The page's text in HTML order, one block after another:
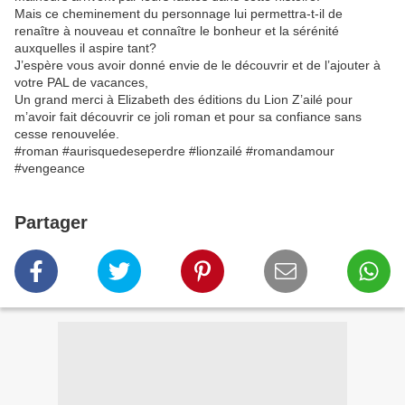
Mais ce cheminement du personnage lui permettra-t-il de
renaître à nouveau et connaître le bonheur et la sérénité
auxquelles il aspire tant?
J’espère vous avoir donné envie de le découvrir et de l’ajouter à
votre PAL de vacances,
Un grand merci à Elizabeth des éditions du Lion Z’ailé pour
m’avoir fait découvrir ce joli roman et pour sa confiance sans
cesse renouvelée.
#roman #aurisquedeseperdre #lionzailé #romandamour
#vengeance
Partager